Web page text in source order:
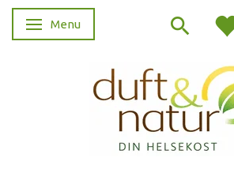
Skifte navigation
Menu